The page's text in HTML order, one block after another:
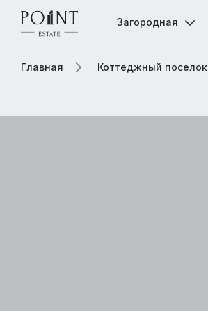
Загородная
Главная Коттеджный поселок